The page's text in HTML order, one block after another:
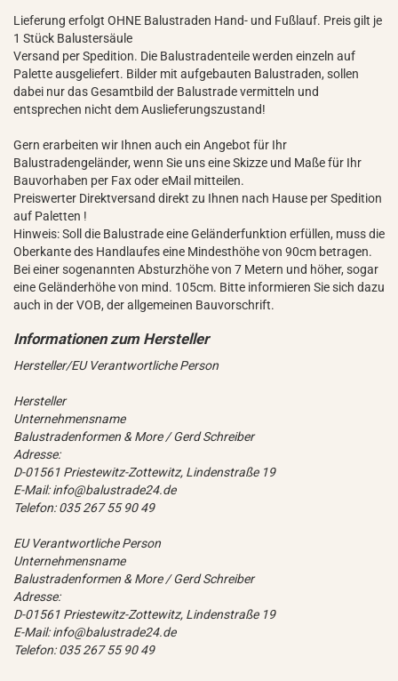
Lieferung erfolgt OHNE Balustraden Hand- und Fußlauf. Preis gilt je
1 Stück Balustersäule
Versand per Spedition. Die Balustradenteile werden einzeln auf
Palette ausgeliefert. Bilder mit aufgebauten Balustraden, sollen
dabei nur das Gesamtbild der Balustrade vermitteln und
entsprechen nicht dem Auslieferungszustand!
Gern erarbeiten wir Ihnen auch ein Angebot für Ihr
Balustradengeländer, wenn Sie uns eine Skizze und Maße für Ihr
Bauvorhaben per Fax oder eMail mitteilen.
Preiswerter Direktversand direkt zu Ihnen nach Hause per Spedition
auf Paletten !
Hinweis: Soll die Balustrade eine Geländerfunktion erfüllen, muss die
Oberkante des Handlaufes eine Mindesthöhe von 90cm betragen.
Bei einer sogenannten Absturzhöhe von 7 Metern und höher, sogar
eine Geländerhöhe von mind. 105cm. Bitte informieren Sie sich dazu
auch in der VOB, der allgemeinen Bauvorschrift.
Hersteller/EU Verantwortliche Person
Hersteller
Unternehmensname
Balustradenformen & More / Gerd Schreiber
Adresse:
D-01561 Priestewitz-Zottewitz, Lindenstraße 19
E-Mail: info@balustrade24.de
Telefon: 035 267 55 90 49
EU Verantwortliche Person
Unternehmensname
Balustradenformen & More / Gerd Schreiber
Adresse:
D-01561 Priestewitz-Zottewitz, Lindenstraße 19
E-Mail: info@balustrade24.de
Telefon: 035 267 55 90 49